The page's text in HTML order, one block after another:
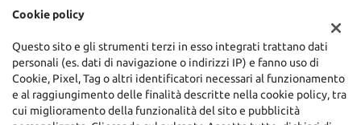
Dati fiscali:
Olivero Auto Srl
C.so Canale, 9 - Fraz. Racca, Guarene (CN)
C.F/P.IVA:02066560042
Registro delle imprese:CN
Cookie policy
Questo sito e gli strumenti terzi in esso integrati trattano dati
personali (es. dati di navigazione o indirizzi IP) e fanno uso di
Cookie, Pixel, Tag o altri identificatori necessari al funzionamento
e al raggiungimento delle finalità descritte nella cookie policy, tra
cui miglioramento della funzionalità del sito e pubblicità